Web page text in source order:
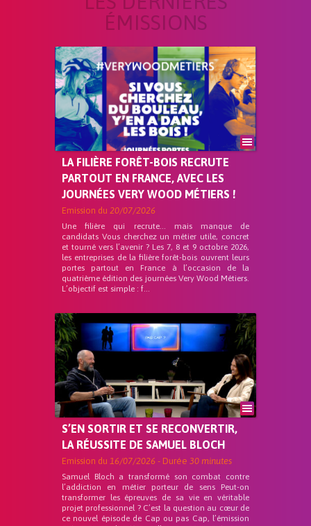
ÉMISSIONS
LA FILIÈRE FORÊT-BOIS RECRUTE
PARTOUT EN FRANCE, AVEC LES
JOURNÉES VERY WOOD MÉTIERS !
Emission du 20/07/2026
Une filière qui recrute… mais manque de
candidats Vous cherchez un métier utile, concret
et tourné vers l’avenir ? Les 7, 8 et 9 octobre 2026,
les entreprises de la filière forêt-bois ouvrent leurs
portes partout en France à l’occasion de la
quatrième édition des journées Very Wood Métiers.
L’objectif est simple : f...
S’EN SORTIR ET SE RECONVERTIR,
LA RÉUSSITE DE SAMUEL BLOCH
Emission du 16/07/2026 - Durée 30 minutes
Samuel Bloch a transformé son combat contre
l’addiction en métier porteur de sens Peut-on
transformer les épreuves de sa vie en véritable
projet professionnel ? C’est la question au cœur de
ce nouvel épisode de Cap ou pas Cap, l’émission